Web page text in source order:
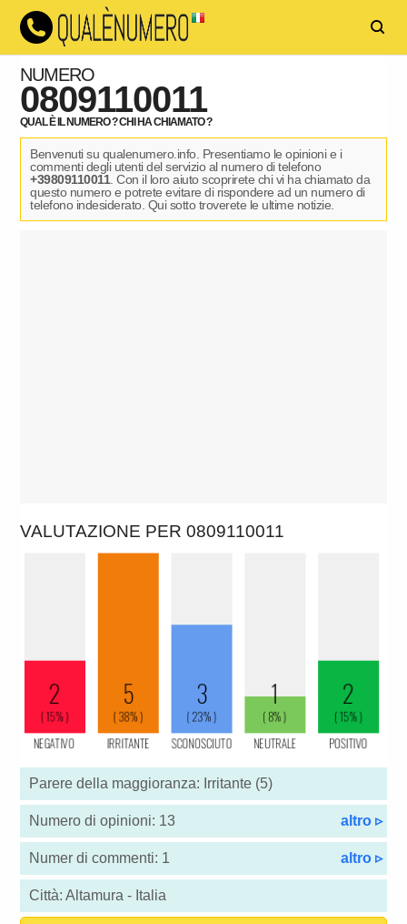
NUMERO
0809110011
QUAL È IL NUMERO ? CHI HA CHIAMATO ?
Benvenuti su qualenumero.info. Presentiamo le opinioni e i
commenti degli utenti del servizio al numero di telefono
+39809110011. Con il loro aiuto scoprirete chi vi ha chiamato da
questo numero e potrete evitare di rispondere ad un numero di
telefono indesiderato. Qui sotto troverete le ultime notizie.
VALUTAZIONE PER 0809110011
Parere della maggioranza: Irritante (5)
Numero di opinioni: 13 altro ▹
Numer di commenti: 1 altro ▹
Città: Altamura - Italia